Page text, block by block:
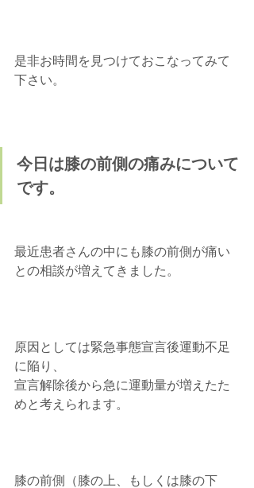
是非お時間を見つけておこなってみて
下さい。
今日は膝の前側の痛みについて
です。
最近患者さんの中にも膝の前側が痛い
との相談が増えてきました。
原因としては緊急事態宣言後運動不足
に陥り、
宣言解除後から急に運動量が増えたた
めと考えられます。
膝の前側（膝の上、もしくは膝の下